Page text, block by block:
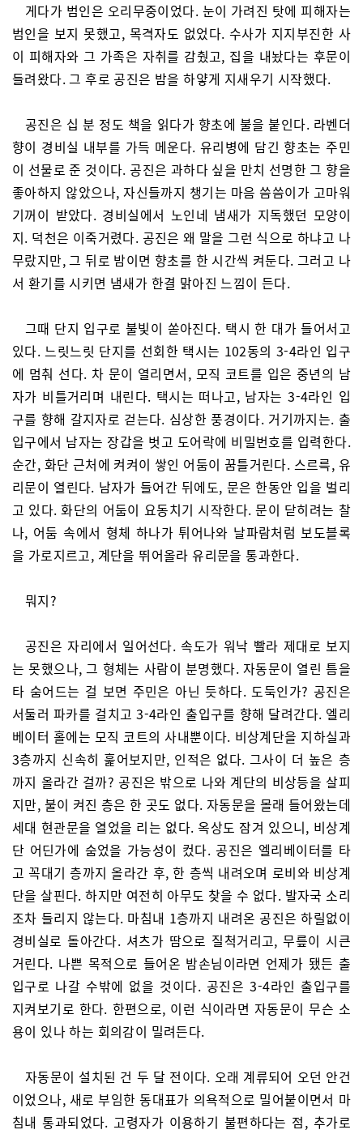
게다가 범인은 오리무중이었다. 눈이 가려진 탓에 피해자는
범인을 보지 못했고, 목격자도 없었다. 수사가 지지부진한 사
이 피해자와 그 가족은 자취를 감췄고, 집을 내놨다는 후문이
들려왔다. 그 후로 공진은 밤을 하얗게 지새우기 시작했다.
공진은 십 분 정도 책을 읽다가 향초에 불을 붙인다. 라벤더
향이 경비실 내부를 가득 메운다. 유리병에 담긴 향초는 주민
이 선물로 준 것이다. 공진은 과하다 싶을 만치 선명한 그 향을
좋아하지 않았으나, 자신들까지 챙기는 마음 씀씀이가 고마워
기꺼이 받았다. 경비실에서 노인네 냄새가 지독했던 모양이
지. 덕천은 이죽거렸다. 공진은 왜 말을 그런 식으로 하냐고 나
무랐지만, 그 뒤로 밤이면 향초를 한 시간씩 켜둔다. 그러고 나
서 환기를 시키면 냄새가 한결 맑아진 느낌이 든다.
그때 단지 입구로 불빛이 쏟아진다. 택시 한 대가 들어서고
있다. 느릿느릿 단지를 선회한 택시는 102동의 3-4라인 입구
에 멈춰 선다. 차 문이 열리면서, 모직 코트를 입은 중년의 남
자가 비틀거리며 내린다. 택시는 떠나고, 남자는 3-4라인 입
구를 향해 갈지자로 걷는다. 심상한 풍경이다. 거기까지는. 출
입구에서 남자는 장갑을 벗고 도어락에 비밀번호를 입력한다.
순간, 화단 근처에 켜켜이 쌓인 어둠이 꿈틀거린다. 스르륵, 유
리문이 열린다. 남자가 들어간 뒤에도, 문은 한동안 입을 벌리
고 있다. 화단의 어둠이 요동치기 시작한다. 문이 닫히려는 찰
나, 어둠 속에서 형체 하나가 튀어나와 날파람처럼 보도블록
을 가로지르고, 계단을 뛰어올라 유리문을 통과한다.
뭐지?
공진은 자리에서 일어선다. 속도가 워낙 빨라 제대로 보지
는 못했으나, 그 형체는 사람이 분명했다. 자동문이 열린 틈을
타 숨어드는 걸 보면 주민은 아닌 듯하다. 도둑인가? 공진은
서둘러 파카를 걸치고 3-4라인 출입구를 향해 달려간다. 엘리
베이터 홀에는 모직 코트의 사내뿐이다. 비상계단을 지하실과
3층까지 신속히 훑어보지만, 인적은 없다. 그사이 더 높은 층
까지 올라간 걸까? 공진은 밖으로 나와 계단의 비상등을 살피
지만, 불이 켜진 층은 한 곳도 없다. 자동문을 몰래 들어왔는데
세대 현관문을 열었을 리는 없다. 옥상도 잠겨 있으니, 비상계
단 어딘가에 숨었을 가능성이 컸다. 공진은 엘리베이터를 타
고 꼭대기 층까지 올라간 후, 한 층씩 내려오며 로비와 비상계
단을 살핀다. 하지만 여전히 아무도 찾을 수 없다. 발자국 소리
조차 들리지 않는다. 마침내 1층까지 내려온 공진은 하릴없이
경비실로 돌아간다. 셔츠가 땀으로 질척거리고, 무릎이 시큰
거린다. 나쁜 목적으로 들어온 밤손님이라면 언제가 됐든 출
입구로 나갈 수밖에 없을 것이다. 공진은 3-4라인 출입구를
지켜보기로 한다. 한편으로, 이런 식이라면 자동문이 무슨 소
용이 있나 하는 회의감이 밀려든다.
자동문이 설치된 건 두 달 전이다. 오래 계류되어 오던 안건
이었으나, 새로 부임한 동대표가 의욕적으로 밀어붙이면서 마
침내 통과되었다. 고령자가 이용하기 불편하다는 점, 추가로